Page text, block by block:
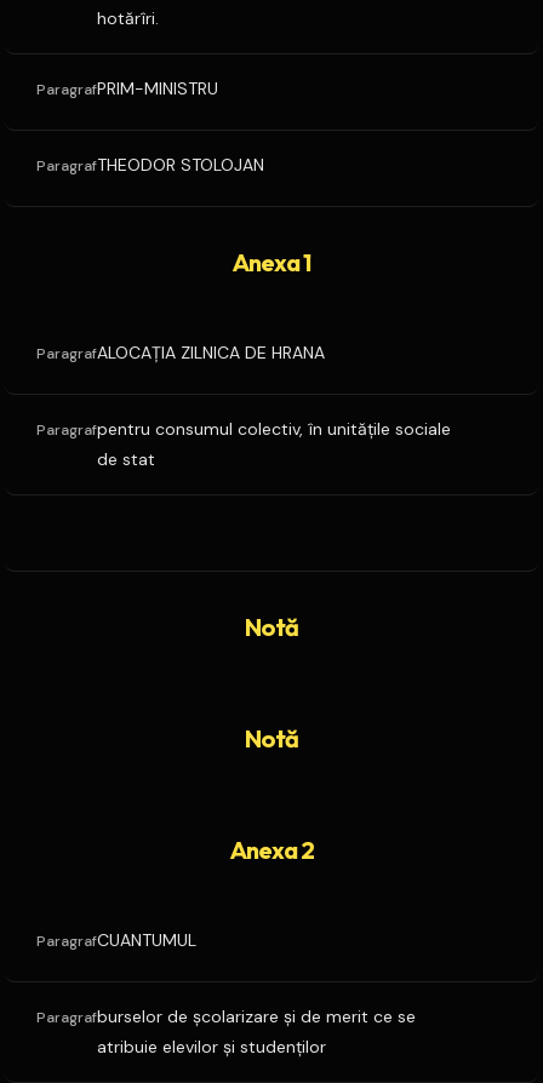
hotărîri.
ParagrafPRIM-MINISTRU
ParagrafTHEODOR STOLOJAN
Anexa 1
ParagrafALOCAŢIA ZILNICA DE HRANA
Paragrafpentru consumul colectiv, în unităţile sociale
de stat
Notă
Notă
Anexa 2
ParagrafCUANTUMUL
Paragrafburselor de şcolarizare şi de merit ce se
atribuie elevilor şi studenţilor